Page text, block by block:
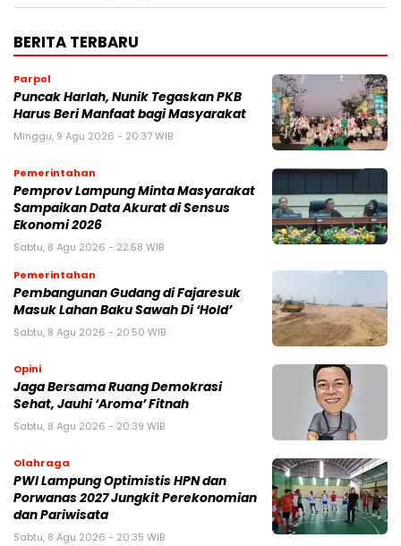
BERITA TERBARU
Parpol
Puncak Harlah, Nunik Tegaskan PKB
Harus Beri Manfaat bagi Masyarakat
Minggu, 9 Agu 2026 - 20:37 WIB
Pemerintahan
Pemprov Lampung Minta Masyarakat
Sampaikan Data Akurat di Sensus
Ekonomi 2026
Sabtu, 8 Agu 2026 - 22:58 WIB
Pemerintahan
Pembangunan Gudang di Fajaresuk
Masuk Lahan Baku Sawah Di ‘Hold’
Sabtu, 8 Agu 2026 - 20:50 WIB
Opini
Jaga Bersama Ruang Demokrasi
Sehat, Jauhi ‘Aroma’ Fitnah
Sabtu, 8 Agu 2026 - 20:39 WIB
Olahraga
PWI Lampung Optimistis HPN dan
Porwanas 2027 Jungkit Perekonomian
dan Pariwisata
Sabtu, 8 Agu 2026 - 20:35 WIB